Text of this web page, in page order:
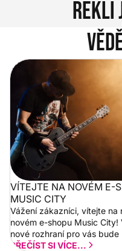
Řekli
Vítejte na novém e-
City
VÍTEJTE NA NOVÉM E-
MUSIC CITY
Vážení zákazníci, vítejte na
novém e-shopu Music City!
nové rozhraní pro vás bude
a rychlejší. Postupně
PŘEČÍST SI VÍCE...